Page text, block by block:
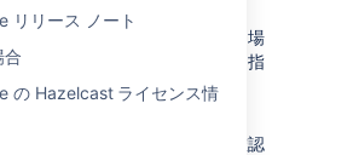
リリース ノート
合
の Hazelcast ライセンス情
が使用されます。8080 が
で使用されている場
クスポーター用に別のポートを指
要があります。
ーターが動作していることを確認